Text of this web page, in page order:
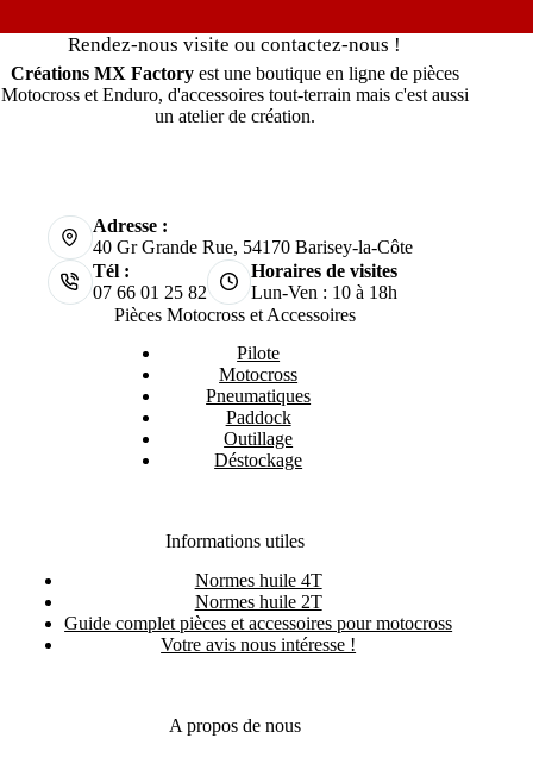
Rendez-nous visite ou contactez-nous !
Créations MX Factoryest une boutique en ligne de pièces
Motocross et Enduro, d'accessoires tout-terrain mais c'est aussi
un atelier de création.
Adresse :
40 Gr Grande Rue, 54170 Barisey-la-Côte
Tél :
07 66 01 25 82
Horaires de visites
Lun-Ven : 10 à 18h
Pièces Motocross et Accessoires
Pilote
Motocross
Pneumatiques
Paddock
Outillage
Déstockage
Informations utiles
Normes huile 4T
Normes huile 2T
Guide complet pièces et accessoires pour motocross
Votre avis nous intéresse !
A propos de nous